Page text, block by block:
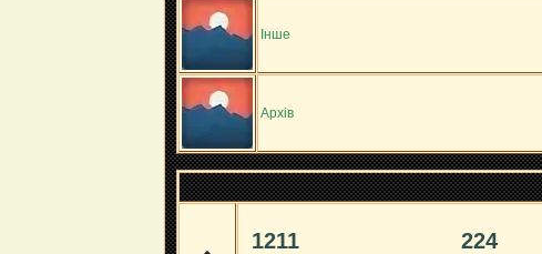
Інше
Архів
1211 224